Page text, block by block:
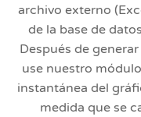
archivo externo
de la base de
Después de
use nuestro
instantánea del
medida que se